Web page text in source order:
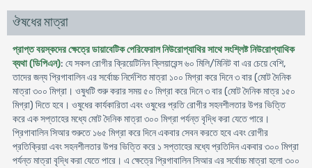
ঔষধের মাত্রা
প্রাপ্ত বয়স্কদের ক্ষেত্রে ডায়াবেটিক পেরিফেরাল নিউরোপ্যাথির সাথে সংশ্লিষ্ট নিউরোপ্যাথিক
ব্যথা (ডিপিএন): যে সকল রোগীর ক্রিয়েটিনিন ক্লিয়ারেন্স ৬০ মিলি/মিনিট বা এর চেয়ে বেশি,
তাদের জন্য প্রিগাবালিন এর সর্বোচ্চ নির্দেশিত মাত্রা ১০০ মিগ্রা করে দিনে ৩ বার (মোট দৈনিক
মাত্রা ৩০০ মিগ্রা। ওষুধটি শুরু করার সময় ৫০ মিগ্রা করে দিনে ৩ বার (মোট দৈনিক মাত্র ১৫০
মিগ্রা) দিতে হবে। ওষুধের কার্যকারিতা এবং ওষুধের প্রতি রোগীর সহনশীলতার উপর ভিত্তি
করে এক সপ্তাহের মধ্যে মোট দৈনিক মাত্রা ৩০০ মিগ্রা পর্যন্ত বৃদ্ধি করা যেতে পারে।
প্রিগাবালিন সিআর শুরুতে ১৬৫ মিগ্রা করে দিনে একবার সেবন করতে হবে এবং রোগীর
প্রতিক্রিয়া এবং সহনশীলতার উপর ভিত্তি করে ১ সপ্তাহের মধ্যে প্রতিদিন একবার ৩০০ মিগ্রা
পর্যন্ত মাত্রা বৃদ্ধি করা যেতে পারে। এ ক্ষেত্রে প্রিগাবালিন সিআর এর সর্বোচ্চ মাত্রা হলো ৩০০